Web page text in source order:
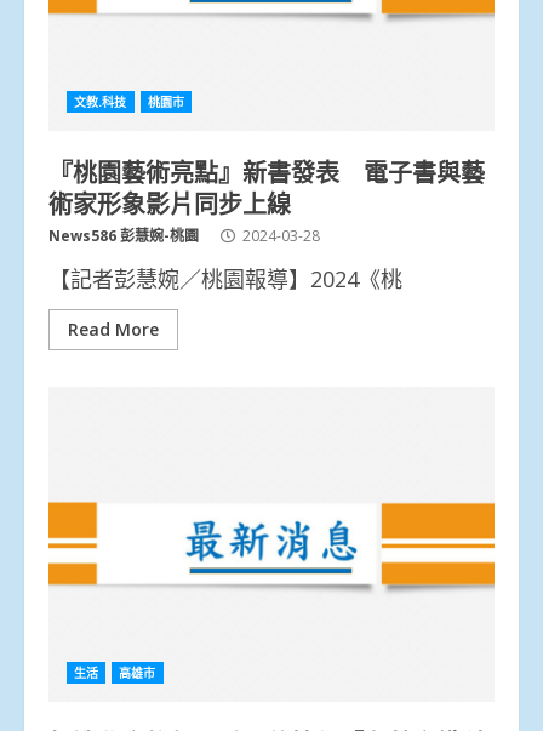
文教.科技 桃園市
『桃園藝術亮點』新書發表 電子書與藝
術家形象影片同步上線
News586 彭慧婉-桃園 2024-03-28
【記者彭慧婉／桃園報導】2024《桃
Read More
生活 高雄市